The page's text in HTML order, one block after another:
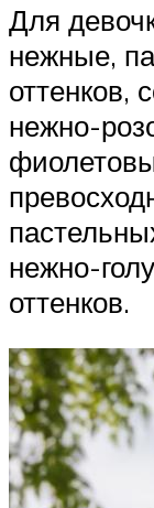
Для
нежные,
оттенков,
нежно-
нежно-
оттенков.